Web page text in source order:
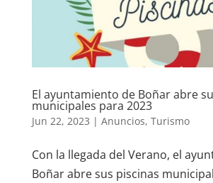
El ayuntamiento de Boñar abre
municipales para 2023
Jun 22, 2023 | Anuncios, Turismo
Con la llegada del Verano, el
Boñar abre sus piscinas